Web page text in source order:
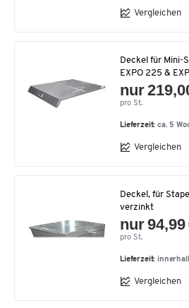
Vergleichen
Deckel für Mini-
EXPO 225 &
nur
pro St.
Lieferzeit:ca. 5
Vergleichen
Deckel, für
verzinkt
nur 94,99
pro St.
Lieferzeit:
Vergleichen